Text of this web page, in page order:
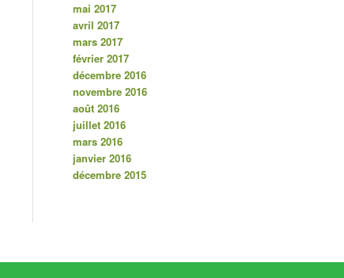
mai 2017
avril 2017
mars 2017
février 2017
décembre 2016
novembre 2016
août 2016
juillet 2016
mars 2016
janvier 2016
décembre 2015